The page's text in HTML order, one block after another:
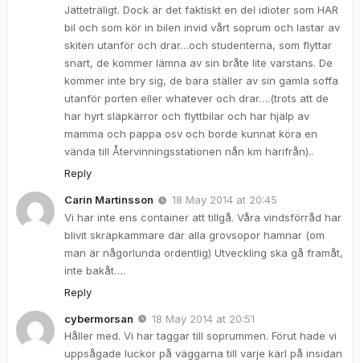
Jätteträligt. Dock är det faktiskt en del idioter som HAR
bil och som kör in bilen invid vårt soprum och lastar av
skiten utanför och drar…och studenterna, som flyttar
snart, de kommer lämna av sin bråte lite varstans. De
kommer inte bry sig, de bara ställer av sin gamla soffa
utanför porten eller whatever och drar….(trots att de
har hyrt släpkärror och flyttbilar och har hjälp av
mamma och pappa osv och borde kunnat köra en
vända till Återvinningsstationen nån km härifrån)..
Reply
Carin Martinsson
18 May 2014 at 20:45
Vi har inte ens container att tillgå. Våra vindsförråd har
blivit skräpkammare där alla grovsopor hamnar (om
man är någorlunda ordentlig) Utveckling ska gå framåt,
inte bakåt….
Reply
cybermorsan
18 May 2014 at 20:51
Håller med. Vi har taggar till soprummen. Förut hade vi
uppsågade luckor på väggarna till varje kärl på insidan